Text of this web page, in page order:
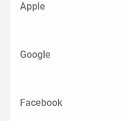
Apple
Google
Facebook